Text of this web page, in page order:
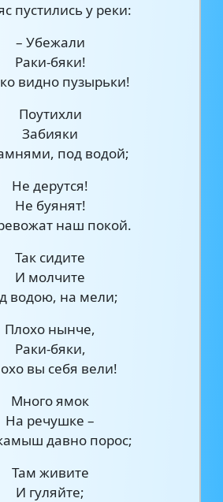
пустились у реки:
– Убежали
Раки-бяки!
видно пузырьки!
Поутихли
Забияки
под водой;
Не дерутся!
Не буянят!
наш покой.
Так сидите
И молчите
водою, на мели;
Плохо нынче,
Раки-бяки,
вы себя вели!
Много ямок
На речушке –
давно порос;
Там живите
И гуляйте;